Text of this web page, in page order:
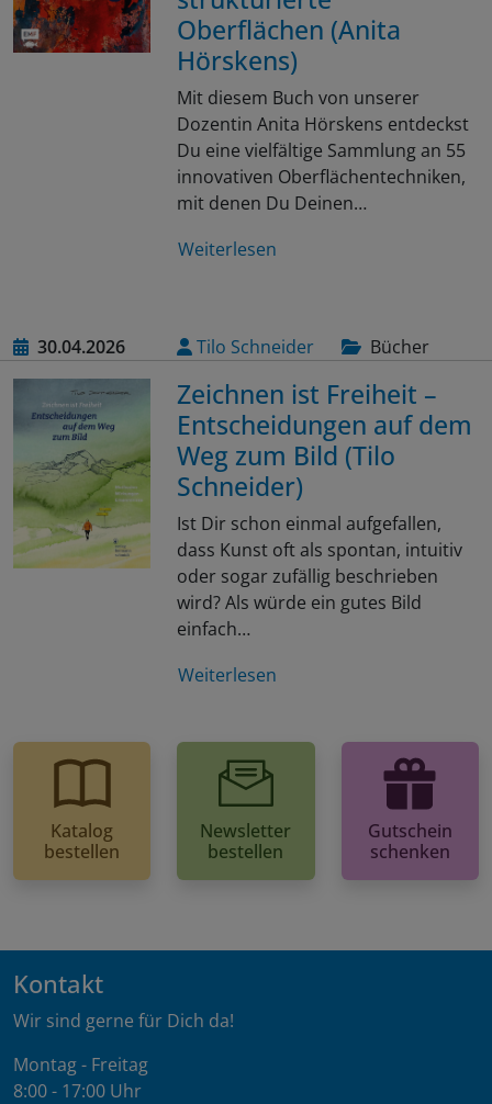
Oberflächen (Anita
Hörskens)
Mit diesem Buch von unserer
Dozentin Anita Hörskens entdeckst
Du eine vielfältige Sammlung an 55
innovativen Oberflächentechniken,
mit denen Du Deinen…
Weiterlesen
30.04.2026 Tilo Schneider Bücher
Zeichnen ist Freiheit –
Entscheidungen auf dem
Weg zum Bild (Tilo
Schneider)
Ist Dir schon einmal aufgefallen,
dass Kunst oft als spontan, intuitiv
oder sogar zufällig beschrieben
wird? Als würde ein gutes Bild
einfach…
Weiterlesen
Katalog
bestellen
Newsletter
bestellen
Gutschein
schenken
Kontakt
Wir sind gerne für Dich da!
Montag - Freitag
8:00 - 17:00 Uhr